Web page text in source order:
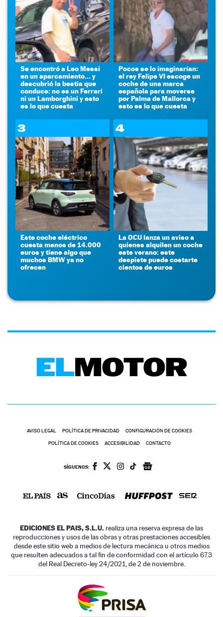
Se encontró a Leo Messi
en un aparcamiento... y
descubrió la bestia que
conduce: no es un Ferrari
ni un Lamborghini y esto
es lo que cuesta
Pocos se lo imaginarían:
el rey Felipe VI escoge un
coche de una marca
española para moverse
por Palma de Mallorca y
esto es lo que cuesta
3
Este coche eléctrico
cuesta menos de 14.000
euros y tiene algo que
muchos BMW ya no
ofrecen
4
La OCU lanza un aviso a
quienes alquilen un coche
este verano: este
despiste puede costarte
cientos de euros
AVISO LEGAL POLÍTICA DE PRIVACIDAD CONFIGURACIÓN DE COOKIES
POLÍTICA DE COOKIES ACCESIBILIDAD CONTACTO
SÍGUENOS:
EDICIONES EL PAIS, S.L.U. realiza una reserva expresa de las
reproducciones y usos de las obras y otras prestaciones accesibles
desde este sitio web a medios de lectura mecánica u otros medios
que resulten adecuados a tal fin de conformidad con el artículo 67.3
del Real Decreto-ley 24/2021, de 2 de noviembre.